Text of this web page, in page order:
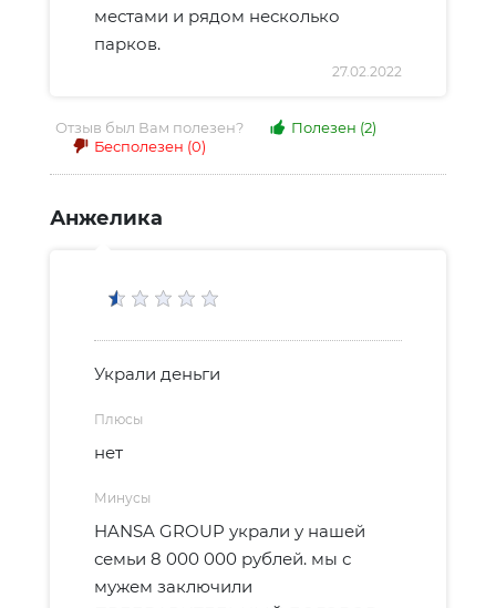
местами и рядом несколько
парков.
27.02.2022
Отзыв был Вам полезен? Полезен (2)
Бесполезен (0)
Анжелика
Украли деньги
Плюсы
нет
Минусы
HANSA GROUP украли у нашей
семьи 8 000 000 рублей. мы с
мужем заключили